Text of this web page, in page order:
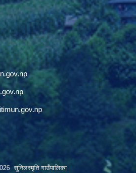
सुनिलस्मृति गाउँपालिका